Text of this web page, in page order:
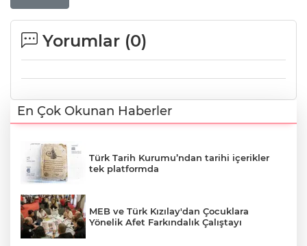
Yorumlar (0)
En Çok Okunan Haberler
Türk Tarih Kurumu’ndan tarihi içerikler
tek platformda
MEB ve Türk Kızılay'dan Çocuklara
Yönelik Afet Farkındalık Çalıştayı